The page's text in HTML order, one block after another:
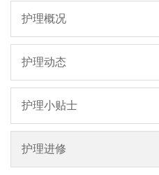
护理概况
护理动态
护理小贴士
护理进修